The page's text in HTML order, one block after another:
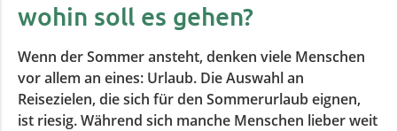
wohin soll es gehen?
Wenn der Sommer ansteht, denken viele Menschen
vor allem an eines: Urlaub. Die Auswahl an
Reisezielen, die sich für den Sommerurlaub eignen,
ist riesig. Während sich manche Menschen lieber weit